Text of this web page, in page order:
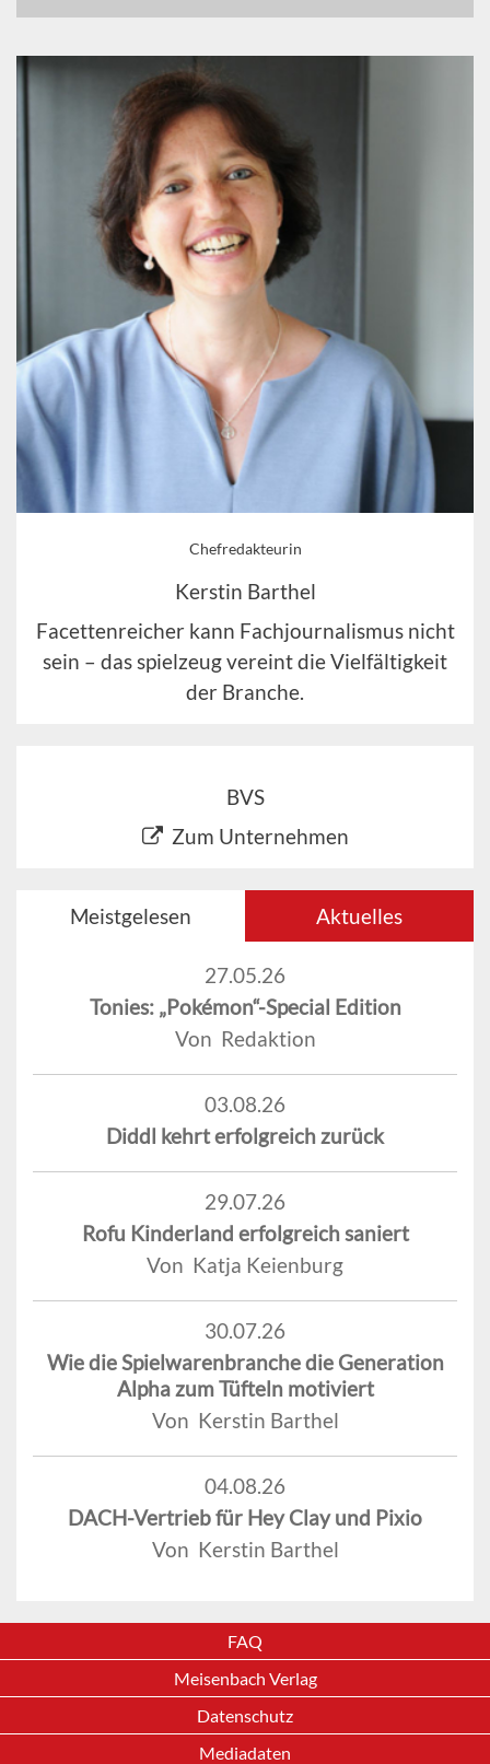
Chefredakteurin
Kerstin Barthel
Facettenreicher kann Fachjournalismus nicht
sein – das spielzeug vereint die Vielfältigkeit
der Branche.
BVS
Zum Unternehmen
Meistgelesen Aktuelles
27.05.26
Tonies: „Pokémon“-Special Edition
Von Redaktion
03.08.26
Diddl kehrt erfolgreich zurück
29.07.26
Rofu Kinderland erfolgreich saniert
Von Katja Keienburg
30.07.26
Wie die Spielwarenbranche die Generation
Alpha zum Tüfteln motiviert
Von Kerstin Barthel
04.08.26
DACH-Vertrieb für Hey Clay und Pixio
Von Kerstin Barthel
FAQ
Meisenbach Verlag
Datenschutz
Mediadaten